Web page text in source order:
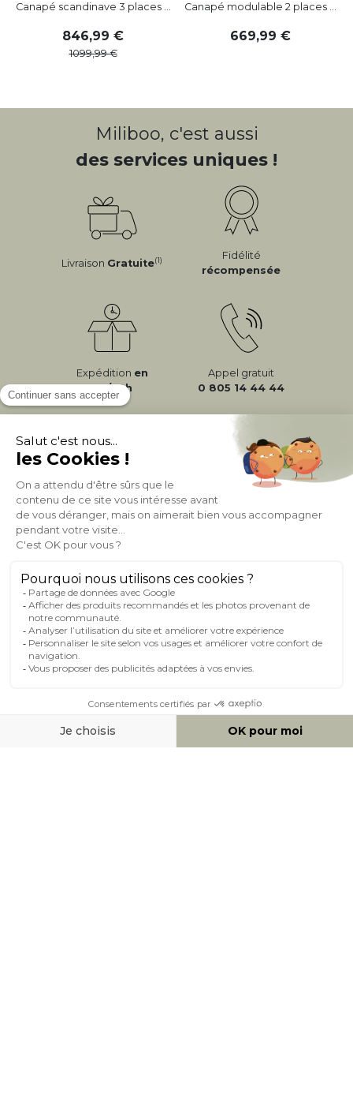
Canapé scandinave 3 places ...
846,99
1099,99
Canapé modulable 2 places ...
669,99
Miliboo, c'est aussi
des services uniques !
Livraison Gratuite(1)
Fidélité
récompensée
Expédition en
24/72h
Appel gratuit
0 805 14 44 44
À PROPOS DE MILIBOO
AIDE & CONTACT